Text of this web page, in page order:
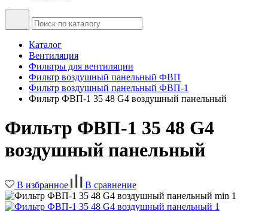
Каталог
Вентиляция
Фильтры для вентиляции
Фильтр воздушный панельный ФВП
Фильтр воздушный панельный ФВП-1
Фильтр ФВП-1 35 48 G4 воздушный панельный
Фильтр ФВП-1 35 48 G4
воздушный панельный
В избранное В сравнение